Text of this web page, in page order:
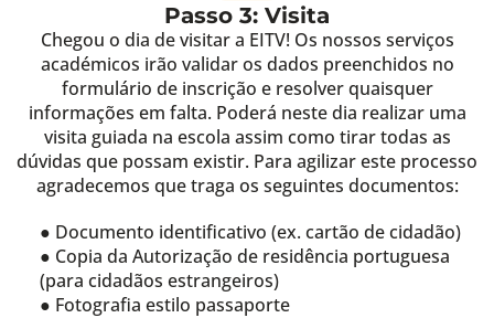
Passo 3: Visita
Chegou o dia de visitar a EITV! Os nossos serviços
académicos irão validar os dados preenchidos no
formulário de inscrição e resolver quaisquer
informações em falta. Poderá neste dia realizar uma
visita guiada na escola assim como tirar todas as
dúvidas que possam existir. Para agilizar este processo
agradecemos que traga os seguintes documentos:
● Documento identificativo (ex. cartão de cidadão)
● Copia da Autorização de residência portuguesa
(para cidadãos estrangeiros)
● Fotografia estilo passaporte